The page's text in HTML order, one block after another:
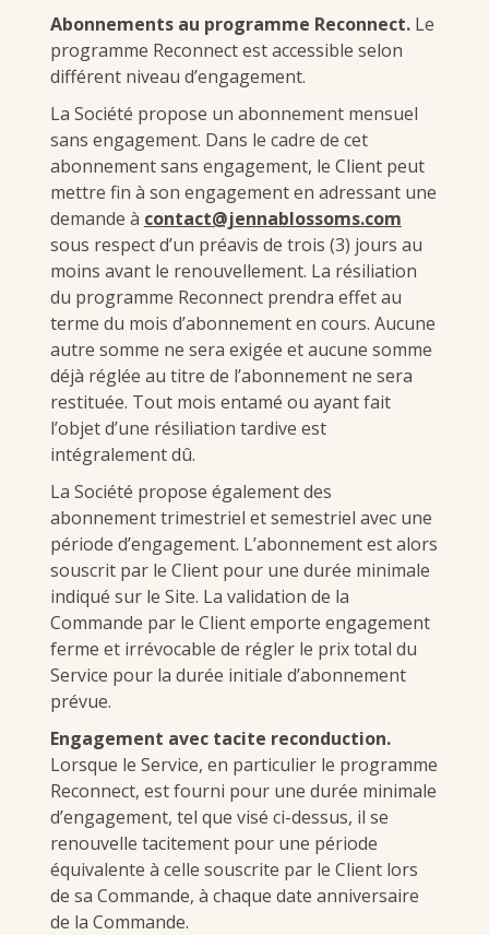
Abonnements au programme Reconnect. Le
programme Reconnect est accessible selon
différent niveau d’engagement.
La Société propose un abonnement mensuel
sans engagement. Dans le cadre de cet
abonnement sans engagement, le Client peut
mettre fin à son engagement en adressant une
demande à contact@jennablossoms.com
sous respect d’un préavis de trois (3) jours au
moins avant le renouvellement. La résiliation
du programme Reconnect prendra effet au
terme du mois d’abonnement en cours. Aucune
autre somme ne sera exigée et aucune somme
déjà réglée au titre de l’abonnement ne sera
restituée. Tout mois entamé ou ayant fait
l’objet d’une résiliation tardive est
intégralement dû.
La Société propose également des
abonnement trimestriel et semestriel avec une
période d’engagement. L’abonnement est alors
souscrit par le Client pour une durée minimale
indiqué sur le Site. La validation de la
Commande par le Client emporte engagement
ferme et irrévocable de régler le prix total du
Service pour la durée initiale d’abonnement
prévue.
Engagement avec tacite reconduction.
Lorsque le Service, en particulier le programme
Reconnect, est fourni pour une durée minimale
d’engagement, tel que visé ci-dessus, il se
renouvelle tacitement pour une période
équivalente à celle souscrite par le Client lors
de sa Commande, à chaque date anniversaire
de la Commande.